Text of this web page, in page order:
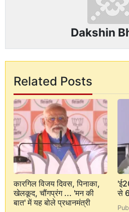
Dakshin
Related Posts
कारगिल विजय दिवस, पिनाका,
खेलकूद, चौंगप्रंग ... 'मन की
बात' में यह बोले प्रधानमंत्री
से